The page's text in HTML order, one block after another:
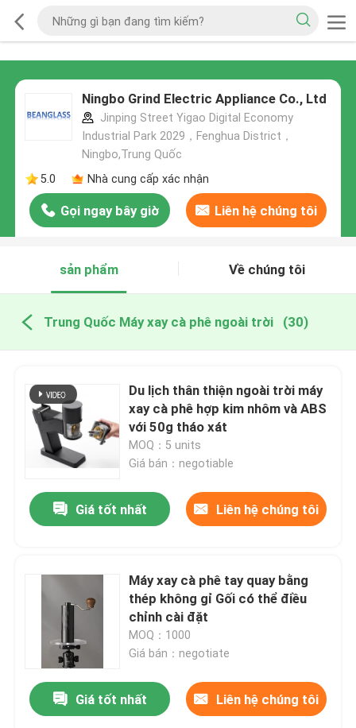
Ningbo Grind Electric Appliance Co., Ltd
Jinping Street Yigao Digital Economy
Industrial Park 2029，Fenghua District，
Ningbo,Trung Quốc
5.0
Nhà cung cấp xác nhận
Gọi ngay bây giờ Liên hệ chúng tôi
sản phẩm Về chúng tôi
Trung Quốc Máy xay cà phê ngoài trời (30)
Du lịch thân thiện ngoài trời máy
xay cà phê hợp kim nhôm và ABS
với 50g tháo xát
MOQ：5 units
Giá bán：negotiable
Giá tốt nhất Liên hệ chúng tôi
Máy xay cà phê tay quay bằng
thép không gỉ Gối có thể điều
chỉnh cài đặt
MOQ：1000
Giá bán：negotiate
Giá tốt nhất Liên hệ chúng tôi